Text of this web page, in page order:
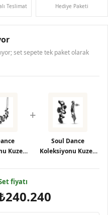
Teslimat
Hediye Paketi
set sepete tek paket olarak
Kuzey
+
Soul Dance
Koleksiyonu Kuzey
Gümüş Küpe
fiyatı